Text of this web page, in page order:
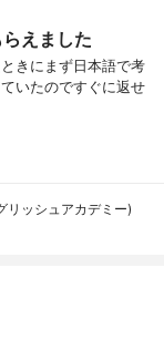
えました
きにまず日本語で考
いたのですぐに返せ
ッシュアカデミー)